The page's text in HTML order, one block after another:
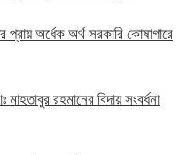
অর্ধেক অর্থ সরকারি কোষাগারে
রহমানের বিদায় সংবর্ধনা